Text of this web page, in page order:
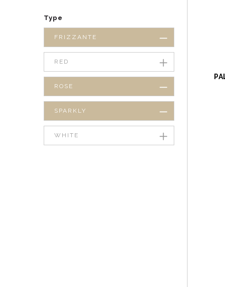
Type
FRIZZANTE
RED
ROSE
SPARKLY
WHITE